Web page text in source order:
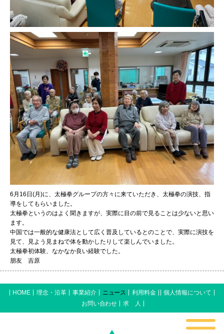
6月16日(月)に、太極拳グループの方々に来ていただき、太極拳の演技、指
導をしてもらいました。
太極拳というのはよく聞きますが、実際に目の前で見ることは少ないと思い
ます。
中国では一般的な健康法として広く普及しているとのことで、実際に演技を
見て、見よう見まねで体を動かしたりして楽しんでいました。
太極拳初体験、なかなか良い経験でした。
朋友 吉原
HOME 理念・沿革 事業紹介 ニュース 利用料金
個人情報について
お問い合わせ
求 人